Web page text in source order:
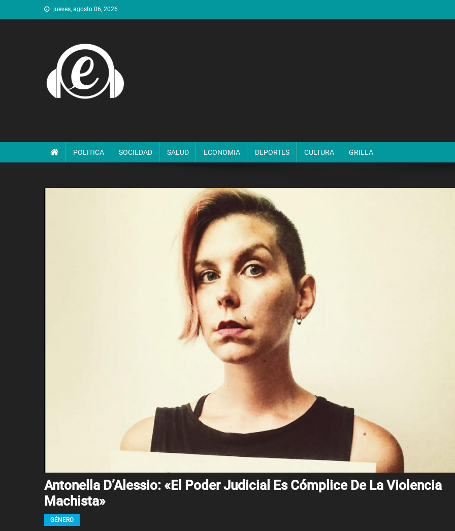
al
jueves, agosto 06, 2026
POLITICA SOCIEDAD SALUD ECONOMIA DEPORTES CULTURA GRILLA
Antonella D’Alessio: «El Poder Judicial Es Cómplice De La Violencia
Machista»
GÉNERO